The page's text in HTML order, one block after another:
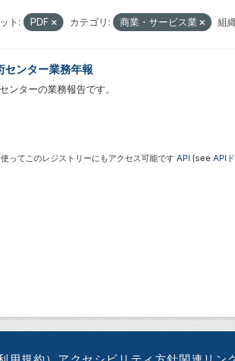
ト: PDF カテゴリ: 商業・サービス業 組
センター業務年報
ンターの業務報告です。
ってこのレジストリーにもアクセス可能です API (see API